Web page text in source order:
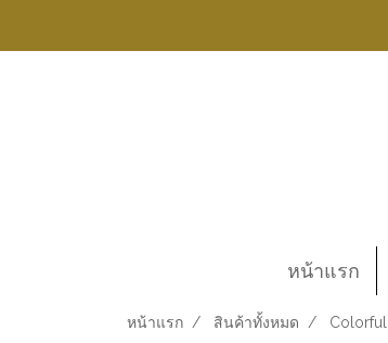
หน้าแรก
หน้าแรก สินค้าทั้งหมด Colorful